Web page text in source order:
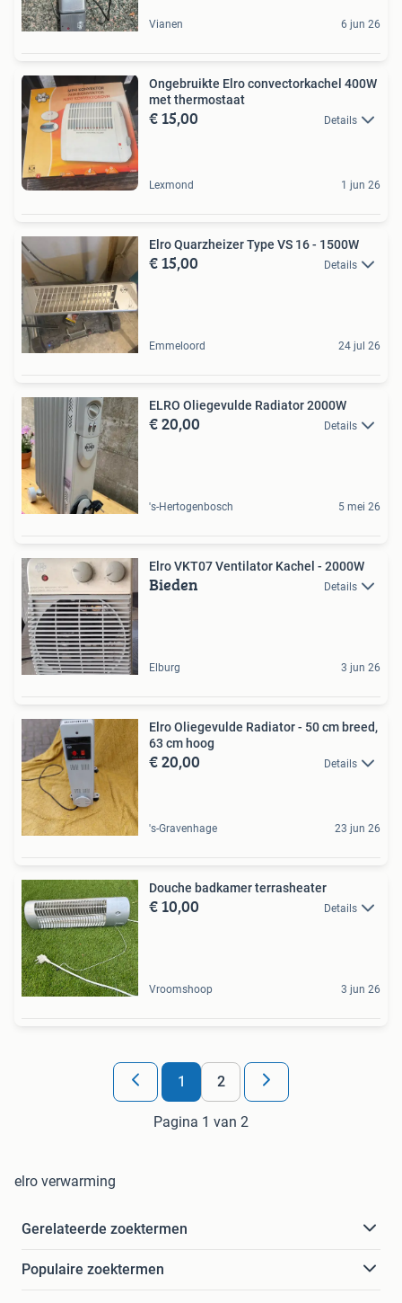
Vianen 6 jun 26
Ongebruikte Elro convectorkachel 400W
met thermostaat
€ 15,00 Details
Lexmond 1 jun 26
Elro Quarzheizer Type VS 16 - 1500W
€ 15,00 Details
Emmeloord 24 jul 26
ELRO Oliegevulde Radiator 2000W
€ 20,00 Details
's-Hertogenbosch 5 mei 26
Elro VKT07 Ventilator Kachel - 2000W
Bieden Details
Elburg 3 jun 26
Elro Oliegevulde Radiator - 50 cm breed,
63 cm hoog
€ 20,00 Details
's-Gravenhage 23 jun 26
Douche badkamer terrasheater
€ 10,00 Details
Vroomshoop 3 jun 26
1 2
Pagina 1 van 2
elro verwarming
Gerelateerde zoektermen
Populaire zoektermen